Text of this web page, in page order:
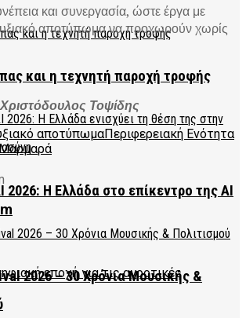
και η τεχνητή παροχή τροφής
2026: Η Ελλάδα στο επίκεντρο της AI
2026 – 30 Χρόνια Μουσικής &
και συνεργασία, ώστε έργα με
αποτύπωμα να προχωρούν χωρίς
Τοψίδης
αποτύπωμαΠεριφερειακή Ενότητα